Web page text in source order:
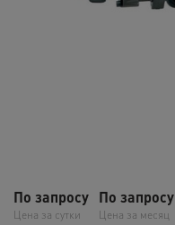
По запросу
Цена за сутки
По запросу
Цена за месяц